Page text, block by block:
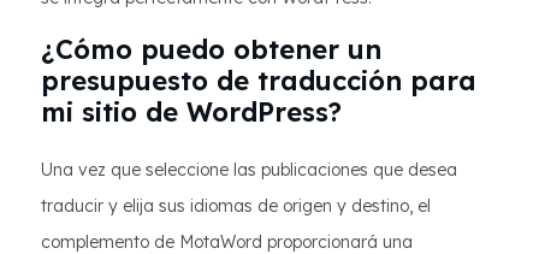
¿Cómo puedo obtener un
presupuesto de traducción para
mi sitio de WordPress?
Una vez que seleccione las publicaciones que desea
traducir y elija sus idiomas de origen y destino, el
complemento de MotaWord proporcionará una